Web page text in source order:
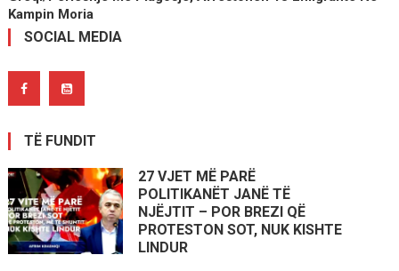
Kampin Moria
SOCIAL MEDIA
TË FUNDIT
27 VJET MË PARË
POLITIKANËT JANË TË
NJËJTIT – POR BREZI QË
PROTESTON SOT, NUK KISHTE
LINDUR